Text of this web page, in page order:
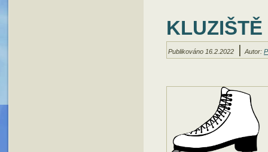
Publikováno 16.2.2022 Autor: